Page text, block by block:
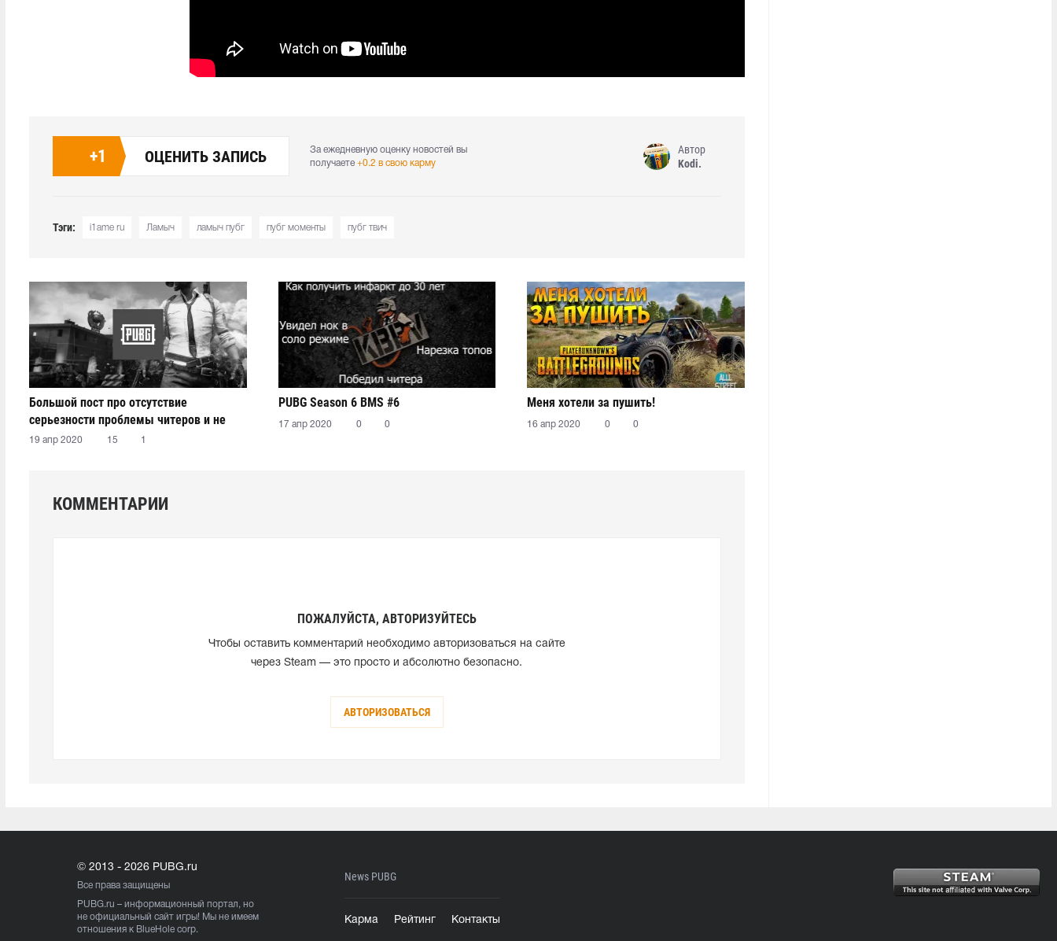
+1 ОЦЕНИТЬ ЗАПИСЬ
За ежедневную оценку новостей вы
получаете +0.2 в свою карму
Автор
Kodi.
Тэги: i1ame ru Ламыч ламыч пубг пубг моменты пубг твич
Большой пост про отсутствие
серьезности проблемы читеров и не
только
19 апр 2020 15 1
PUBG Season 6 BMS #6
17 апр 2020 0 0
Меня хотели за пушить!
16 апр 2020 0 0
КОММЕНТАРИИ
ПОЖАЛУЙСТА, АВТОРИЗУЙТЕСЬ
Чтобы оставить комментарий необходимо авторизоваться на сайте
через Steam — это просто и абсолютно безопасно.
АВТОРИЗОВАТЬСЯ
© 2013 - 2026 PUBG.ru
Все права защищены
PUBG.ru – информационный портал, но
не официальный сайт игры! Мы не имеем
отношения к BlueHole corp.
News PUBG
Карма Рейтинг Контакты